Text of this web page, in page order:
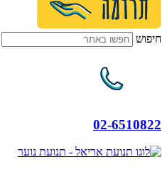
חיפוש
02-6510822